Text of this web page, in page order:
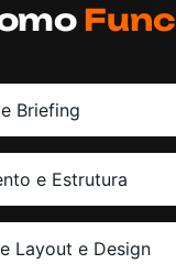
Briefing
e Estrutura
Layout e Design